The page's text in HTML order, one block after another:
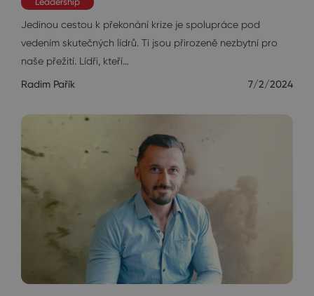
Jedinou cestou k překonání krize je spolupráce pod
vedením skutečných lídrů. Ti jsou přirozeně nezbytní pro
naše přežití. Lídři, kteří…
Radim Pařík 7/2/2024